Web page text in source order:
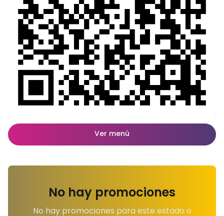
Ver menú
No hay promociones
No hay promociones para este estado o